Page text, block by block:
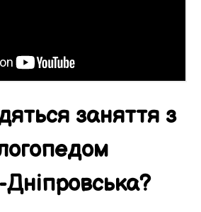
заняття з
?